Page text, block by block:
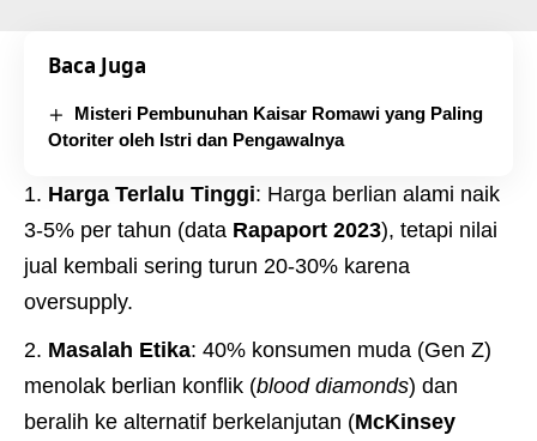
Baca Juga
Misteri Pembunuhan Kaisar Romawi yang Paling
Otoriter oleh Istri dan Pengawalnya
Harga Terlalu Tinggi: Harga berlian alami naik
3-5% per tahun (data Rapaport 2023), tetapi nilai
jual kembali sering turun 20-30% karena
oversupply.
Masalah Etika: 40% konsumen muda (Gen Z)
menolak berlian konflik (blood diamonds) dan
beralih ke alternatif berkelanjutan (McKinsey